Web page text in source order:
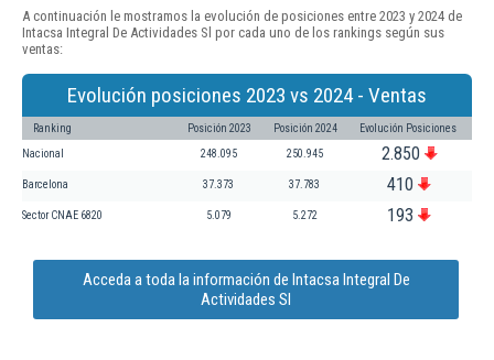
A continuación le mostramos la evolución de posiciones entre 2023 y 2024 de
Intacsa Integral De Actividades Sl por cada uno de los rankings según sus
ventas:
Evolución posiciones 2023 vs 2024 - Ventas
Ranking Posición 2023 Posición 2024 Evolución Posiciones
Nacional 248.095 250.945 2.850
Barcelona 37.373 37.783 410
Sector CNAE 6820 5.079 5.272 193
Acceda a toda la información de Intacsa Integral De
Actividades Sl